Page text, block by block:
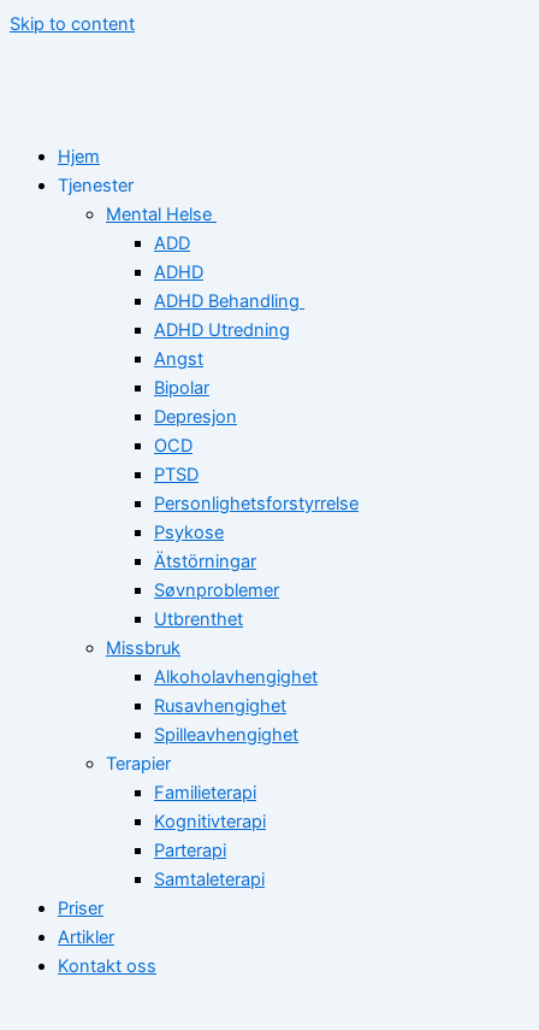
Skip to content
Hjem
Tjenester
Mental Helse
ADD
ADHD
ADHD Behandling
ADHD Utredning
Angst
Bipolar
Depresjon
OCD
PTSD
Personlighetsforstyrrelse
Psykose
Ätstörningar
Søvnproblemer
Utbrenthet
Missbruk
Alkoholavhengighet
Rusavhengighet
Spilleavhengighet
Terapier
Familieterapi
Kognitivterapi
Parterapi
Samtaleterapi
Priser
Artikler
Kontakt oss